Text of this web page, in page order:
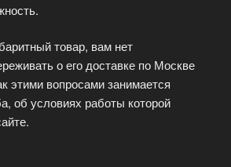
товар, вам нет
о его доставке по Москве
этими вопросами занимается
об условиях работы которой